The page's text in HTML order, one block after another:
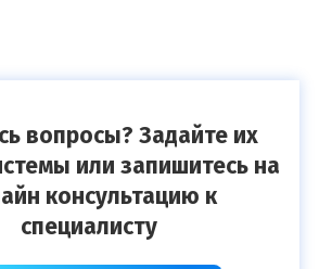
вопросы? Задайте их
или запишитесь на
консультацию к
специалисту